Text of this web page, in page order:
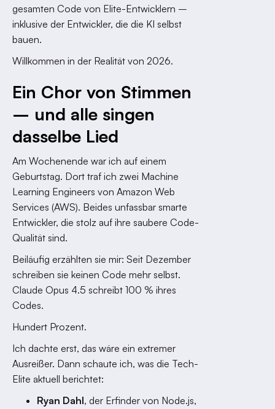
gesamten Code von Elite-Entwicklern –
inklusive der Entwickler, die die KI selbst
bauen.
Willkommen in der Realität von 2026.
Ein Chor von Stimmen
– und alle singen
dasselbe Lied
Am Wochenende war ich auf einem
Geburtstag. Dort traf ich zwei Machine
Learning Engineers von Amazon Web
Services (AWS). Beides unfassbar smarte
Entwickler, die stolz auf ihre saubere Code-
Qualität sind.
Beiläufig erzählten sie mir: Seit Dezember
schreiben sie keinen Code mehr selbst.
Claude Opus 4.5 schreibt 100 % ihres
Codes.
Hundert Prozent.
Ich dachte erst, das wäre ein extremer
Ausreißer. Dann schaute ich, was die Tech-
Elite aktuell berichtet:
Ryan Dahl, der Erfinder von Node.js,